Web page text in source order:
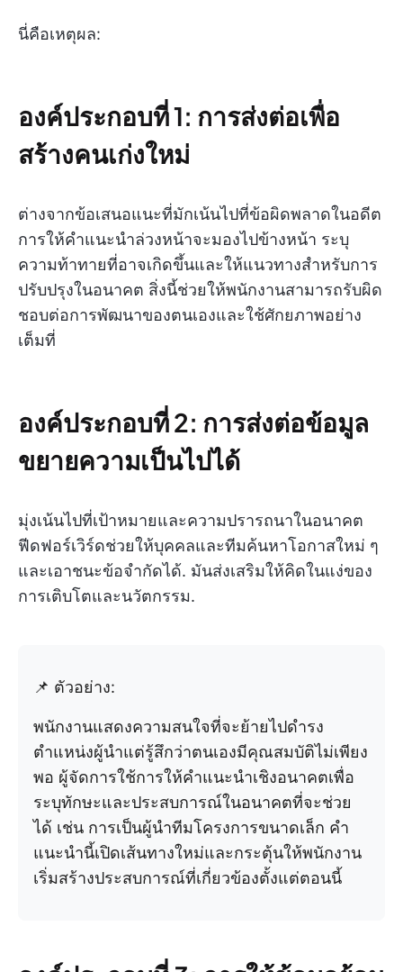
นี่คือเหตุผล:
องค์ประกอบที่ 1: การส่งต่อเพื่อ
สร้างคนเก่งใหม่
ต่างจากข้อเสนอแนะที่มักเน้นไปที่ข้อผิดพลาดในอดีต
การให้คำแนะนำล่วงหน้าจะมองไปข้างหน้า ระบุ
ความท้าทายที่อาจเกิดขึ้นและให้แนวทางสำหรับการ
ปรับปรุงในอนาคต สิ่งนี้ช่วยให้พนักงานสามารถรับผิด
ชอบต่อการพัฒนาของตนเองและใช้ศักยภาพอย่าง
เต็มที่
องค์ประกอบที่ 2: การส่งต่อข้อมูล
ขยายความเป็นไปได้
มุ่งเน้นไปที่เป้าหมายและความปรารถนาในอนาคต
ฟีดฟอร์เวิร์ดช่วยให้บุคคลและทีมค้นหาโอกาสใหม่ ๆ
และเอาชนะข้อจำกัดได้. มันส่งเสริมให้คิดในแง่ของ
การเติบโตและนวัตกรรม.
📌 ตัวอย่าง:
พนักงานแสดงความสนใจที่จะย้ายไปดำรง
ตำแหน่งผู้นำแต่รู้สึกว่าตนเองมีคุณสมบัติไม่เพียง
พอ ผู้จัดการใช้การให้คำแนะนำเชิงอนาคตเพื่อ
ระบุทักษะและประสบการณ์ในอนาคตที่จะช่วย
ได้ เช่น การเป็นผู้นำทีมโครงการขนาดเล็ก คำ
แนะนำนี้เปิดเส้นทางใหม่และกระตุ้นให้พนักงาน
เริ่มสร้างประสบการณ์ที่เกี่ยวข้องตั้งแต่ตอนนี้